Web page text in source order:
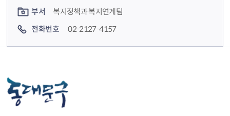
부서
복지정책과 복지연계팀
전화번호
02-2127-4157